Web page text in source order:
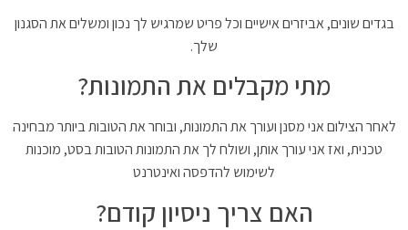
בגדים שונים, אביזרים אישיים וכל פריט שמרגיש לך נכון ומשלים את הסגנון
שלך.
מתי מקבלים את התמונות?
לאחר הצילום אני מסנן ועורך את התמונות, ובוחר את הטובות ביותר מבחינה
טכנית, ואז אני עורך אותן, ושולח לך את התמונות הטובות בסט, מוכנות
לשימוש להדפסה ואינטרנט
האם צריך ניסיון קודם?